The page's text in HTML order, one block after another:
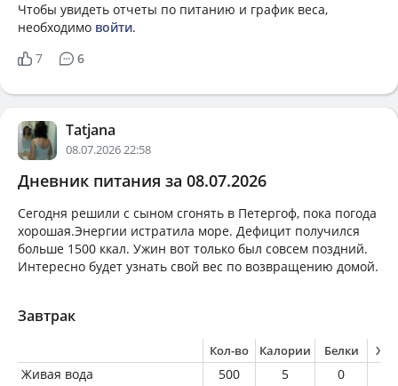
Чтобы увидеть отчеты по питанию и график веса,
необходимо войти.
7
6
Tatjana
08.07.2026 22:58
Дневник питания за 08.07.2026
Сегодня решили с сыном сгонять в Петергоф, пока погода
хорошая.Энергии истратила море. Дефицит получился
больше 1500 ккал. Ужин вот только был совсем поздний.
Интересно будет узнать свой вес по возвращению домой.
Завтрак
Кол-во Калории Белки
Живая вода 500 5 0